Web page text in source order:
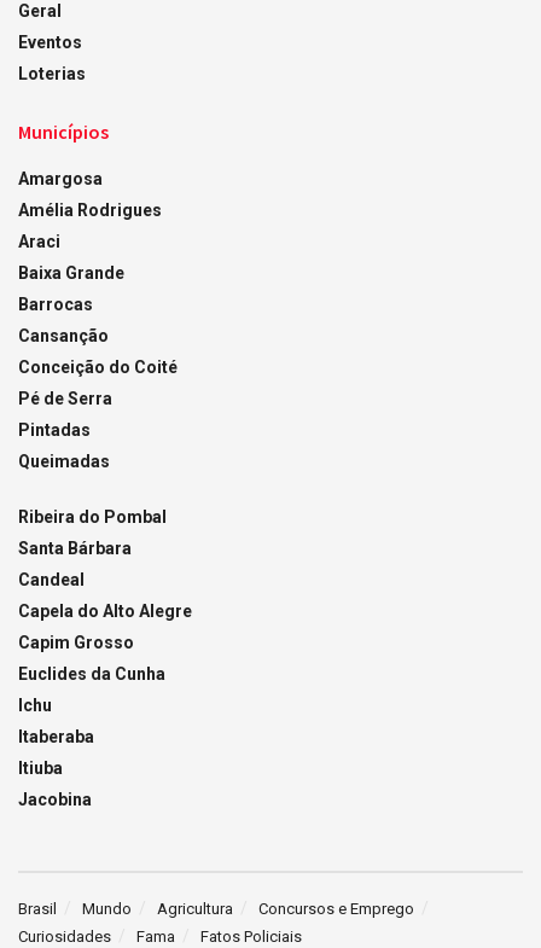
Geral
Eventos
Loterias
Municípios
Amargosa
Amélia Rodrigues
Araci
Baixa Grande
Barrocas
Cansanção
Conceição do Coité
Pé de Serra
Pintadas
Queimadas
Ribeira do Pombal
Santa Bárbara
Candeal
Capela do Alto Alegre
Capim Grosso
Euclides da Cunha
Ichu
Itaberaba
Itiuba
Jacobina
Brasil Mundo Agricultura
Concursos e Emprego
Curiosidades
Fama Fatos Policiais